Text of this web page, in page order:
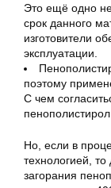
Это ещё одно
срок данного
изготовители
эксплуатации.
поэтому
С чем
Но, если в
технологией,
загорания